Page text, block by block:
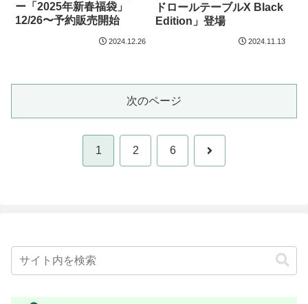
ー「2025年新春福袋」
12/26〜予約販売開始
2024.12.26
ドロールテーブルX Black
Edition」登場
2024.11.13
次のページ
1 2 6 次